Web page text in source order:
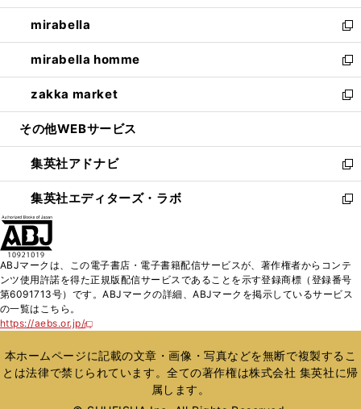
開
く
ウ
で
開
く
ン
ド
ウ
で
開
く
ウ
ィ
ン
ド
ウ
で
開
し
い
ウ
ィ
ン
ド
ウ
開
く
mirabella
新
し
い
ウ
ィ
ン
ウ
で
開
く
mirabella homme
新
し
い
ウ
ン
ド
ウ
で
zakka market
新
し
ウ
ィ
ン
ド
く
その他WEBサービス
集英社アドナビ
新
し
い
ド
ウ
で
集英社エディターズ・ラボ
新
ィ
ン
開
く
ABJマークは、この電子書店・電子書籍配信サービスが、著作権者からコンテ
ンツ使用許諾を得た正規版配信サービスであることを示す登録商標（登録番号
第6091713号）です。ABJマークの詳細、ABJマークを掲示しているサービス
の一覧はこちら。
https://aebs.or.jp/
新
い
ウ
ィ
本ホームページに記載の文章・画像・写真などを無断で複製するこ
とは法律で禁じられています。全ての著作権は株式会社 集英社に帰
属します。